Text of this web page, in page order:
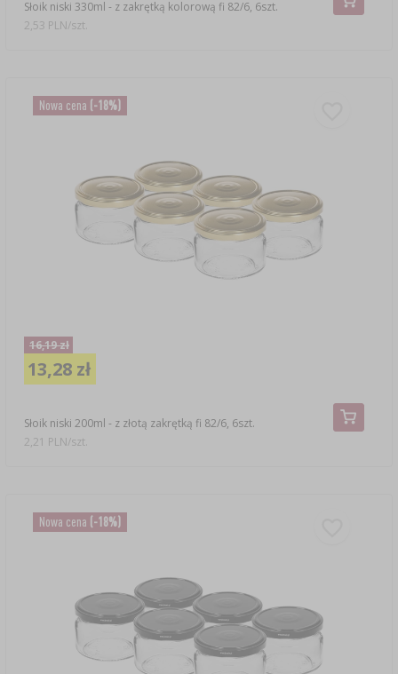
Słoik niski 330ml - z zakrętką kolorową fi 82/6, 6szt.
2,53 PLN/szt.
Nowa cena (-18%)
Słoik niski 200ml - z złotą zakrętką fi 82/6, 6szt.
16,19 zł
13,28 zł
2,21 PLN/szt.
Nowa cena (-18%)